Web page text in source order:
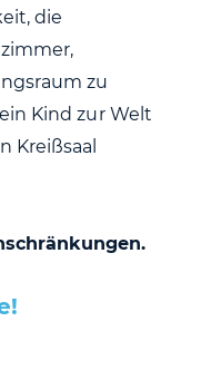
die
zu
Kind zur Welt
Kreißsaal